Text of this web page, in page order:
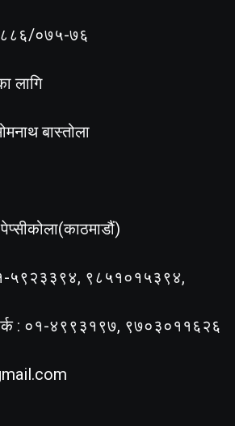
८८६/०७५-७६
लागि
बास्तोला
५९२३३९४, ९८५१०१५३९४,
: ०१-४९९३१९७, ९७०३०११६२६